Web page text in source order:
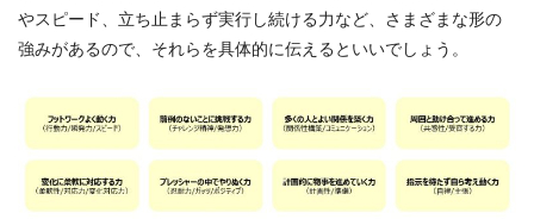
やスピード、立ち止まらず実行し続ける力など、さまざまな形の
強みがあるので、それらを具体的に伝えるといいでしょう。